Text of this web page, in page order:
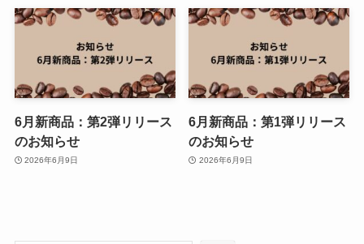
6月新商品：第2弾リリース
のお知らせ
2026年6月9日
6月新商品：第1弾リリース
のお知らせ
2026年6月9日